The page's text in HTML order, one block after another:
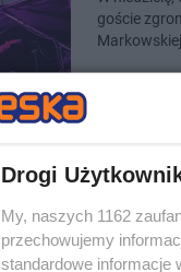
goście
Cleo,
Drogi
My, naszych 1162
przechowujemy
standardowe informacje